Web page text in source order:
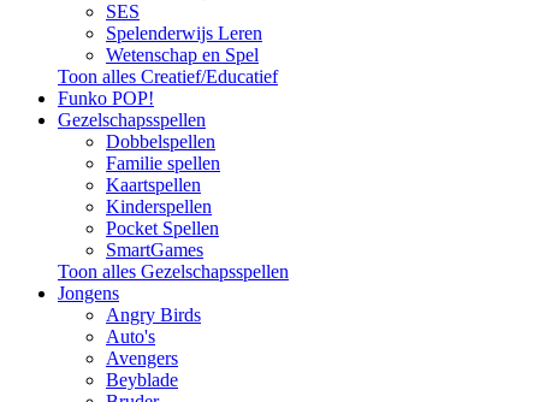
SES
Spelenderwijs Leren
Wetenschap en Spel
Toon alles Creatief/Educatief
Funko POP!
Gezelschapsspellen
Dobbelspellen
Familie spellen
Kaartspellen
Kinderspellen
Pocket Spellen
SmartGames
Toon alles Gezelschapsspellen
Jongens
Angry Birds
Auto's
Avengers
Beyblade